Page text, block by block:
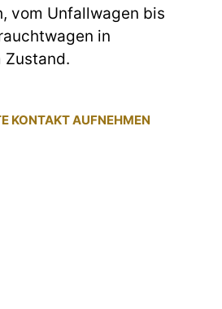
vom Unfallwagen bis
in
KONTAKT AUFNEHMEN